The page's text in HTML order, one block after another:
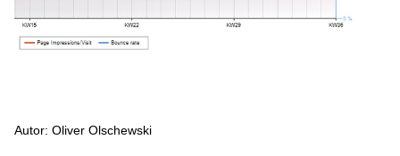
Autor: Oliver Olschewski